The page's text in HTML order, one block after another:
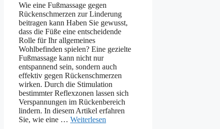
Wie eine Fußmassage gegen
Rückenschmerzen zur Linderung
beitragen kann Haben Sie gewusst,
dass die Füße eine entscheidende
Rolle für Ihr allgemeines
Wohlbefinden spielen? Eine gezielte
Fußmassage kann nicht nur
entspannend sein, sondern auch
effektiv gegen Rückenschmerzen
wirken. Durch die Stimulation
bestimmter Reflexzonen lassen sich
Verspannungen im Rückenbereich
lindern. In diesem Artikel erfahren
Sie, wie eine … Weiterlesen